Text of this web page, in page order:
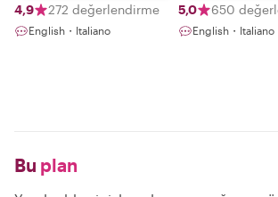
4,9
272 değerlendirme
English・Italiano
5,0 650
English・
Bu plan